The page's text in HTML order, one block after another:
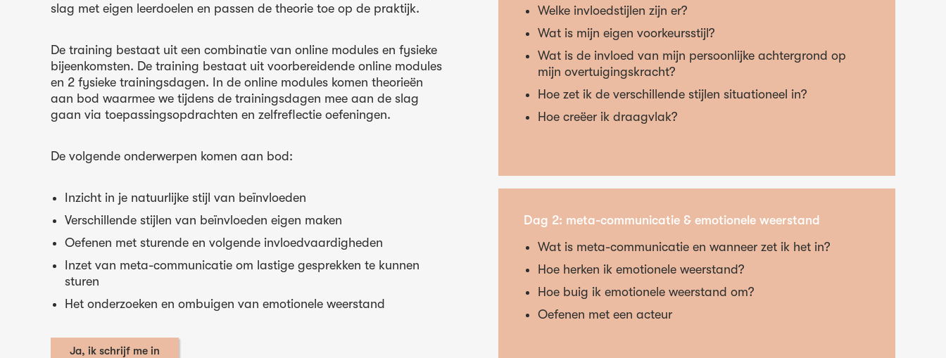
slag met eigen leerdoelen en passen de theorie toe op de praktijk.
De training bestaat uit een combinatie van online modules en fysieke
bijeenkomsten. De training bestaat uit voorbereidende online modules
en 2 fysieke trainingsdagen. In de online modules komen theorieën
aan bod waarmee we tijdens de trainingsdagen mee aan de slag
gaan via toepassingsopdrachten en zelfreflectie oefeningen.
De volgende onderwerpen komen aan bod:
Inzicht in je natuurlijke stijl van beïnvloeden
Verschillende stijlen van beïnvloeden eigen maken
Oefenen met sturende en volgende invloedvaardigheden
Inzet van meta-communicatie om lastige gesprekken te kunnen
sturen
Het onderzoeken en ombuigen van emotionele weerstand
Ja, ik schrijf me in
Welke invloedstijlen zijn er?
Wat is mijn eigen voorkeursstijl?
Wat is de invloed van mijn persoonlijke achtergrond op
mijn overtuigingskracht?
Hoe zet ik de verschillende stijlen situationeel in?
Hoe creëer ik draagvlak?
Dag 2: meta-communicatie & emotionele weerstand
Wat is meta-communicatie en wanneer zet ik het in?
Hoe herken ik emotionele weerstand?
Hoe buig ik emotionele weerstand om?
Oefenen met een acteur